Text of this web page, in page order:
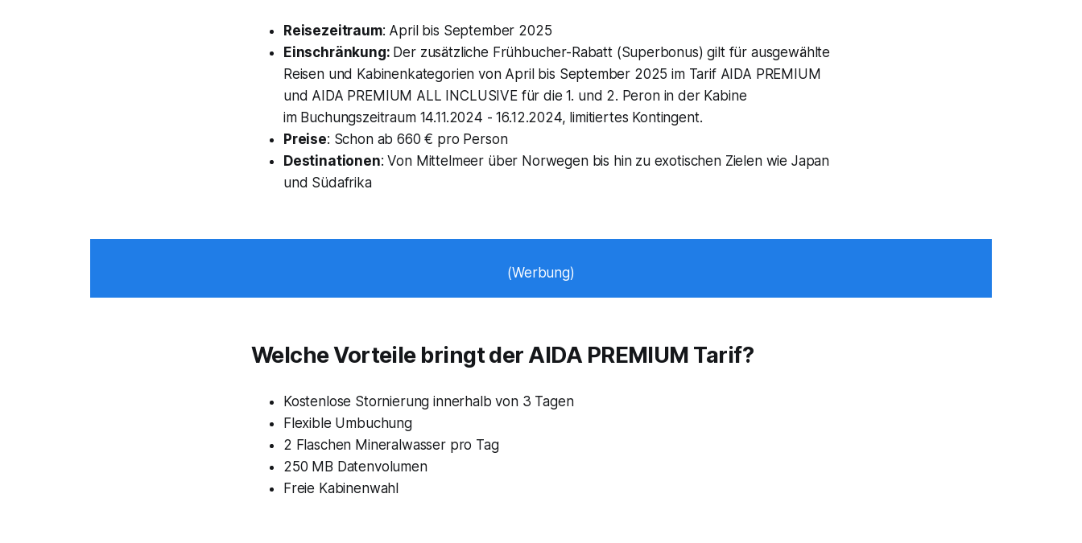
Reisezeitraum: April bis September 2025
Einschränkung: Der zusätzliche Frühbucher-Rabatt (Superbonus) gilt für ausgewählte
Reisen und Kabinenkategorien von April bis September 2025 im Tarif AIDA PREMIUM
und AIDA PREMIUM ALL INCLUSIVE für die 1. und 2. Peron in der Kabine
im Buchungszeitraum 14.11.2024 - 16.12.2024, limitiertes Kontingent.
Preise: Schon ab 660 € pro Person
Destinationen: Von Mittelmeer über Norwegen bis hin zu exotischen Zielen wie Japan
und Südafrika
(Werbung)
Welche Vorteile bringt der AIDA PREMIUM Tarif?
Kostenlose Stornierung innerhalb von 3 Tagen
Flexible Umbuchung
2 Flaschen Mineralwasser pro Tag
250 MB Datenvolumen
Freie Kabinenwahl